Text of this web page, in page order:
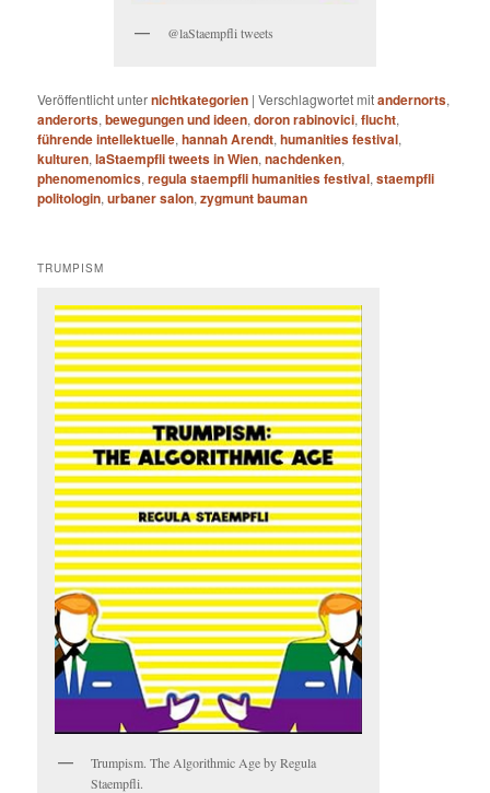
@laStaempfli tweets
Veröffentlicht unternichtkategorien |Verschlagwortet mitandernorts,
anderorts,bewegungen und ideen,doron rabinovici,flucht,
führende intellektuelle,hannah Arendt,humanities festival,
kulturen,laStaempfli tweets in Wien,nachdenken,
phenomenomics,regula staempfli humanities festival,staempfli
politologin,urbaner salon,zygmunt bauman
TRUMPISM
Trumpism. The Algorithmic Age by Regula
Staempfli.